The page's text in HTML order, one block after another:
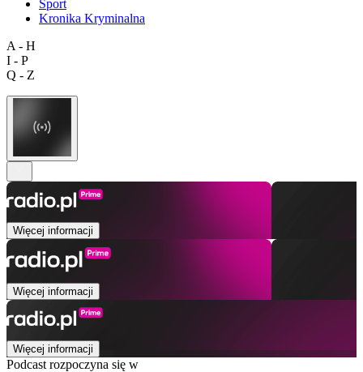
Sport
Kronika Kryminalna
A - H
I - P
Q - Z
Więcej informacji
Więcej informacji
Więcej informacji
Podcast rozpoczyna się w